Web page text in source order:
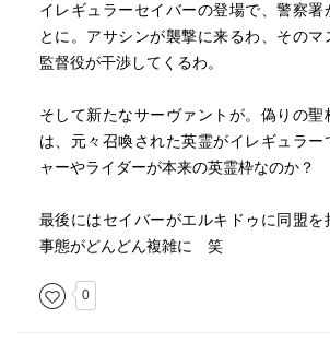
イレギュラーセイバーの登場で、警察署
とに。アサシンが襲撃に来るわ、そのマ
監督役が干渉してくるわ。
そして新たなサーヴァントが。偽りの聖
は、元々召喚された英霊がイレギュラー
ャーやライダーが本来の英霊枠なのか？
最後にはセイバーがエルキドゥに同盟を
事態がどんどん複雑に 笑
0